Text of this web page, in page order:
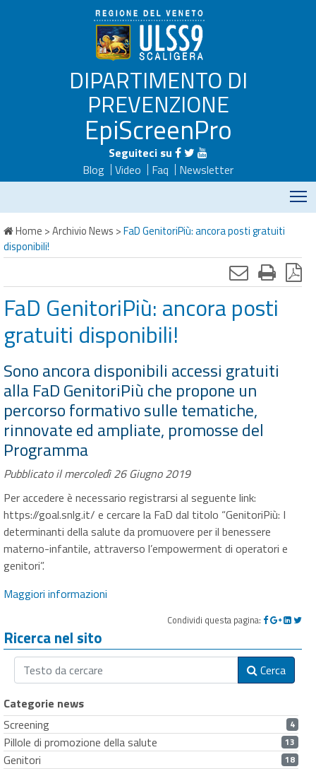
DIPARTIMENTO DI
PREVENZIONE
EpiScreenPro
Seguiteci su
Blog
Video Faq
Newsletter
Home >Archivio News >FaD GenitoriPiù: ancora posti gratuiti
disponibili!
FaD GenitoriPiù: ancora posti
gratuiti disponibili!
Sono ancora disponibili accessi gratuiti
alla FaD GenitoriPiù che propone un
percorso formativo sulle tematiche,
rinnovate ed ampliate, promosse del
Programma
Pubblicato il mercoledì 26 Giugno 2019
Per accedere è necessario registrarsi al seguente link:
https://goal.snlg.it/ e cercare la FaD dal titolo “GenitoriPiù: I
determinanti della salute da promuovere per il benessere
materno-infantile, attraverso l’empowerment di operatori e
genitori”.
Maggiori informazioni
Condividi questa pagina:
Ricerca nel sito
Cerca
Categorie news
Screening
4
Pillole di promozione della salute 13
Genitori 18